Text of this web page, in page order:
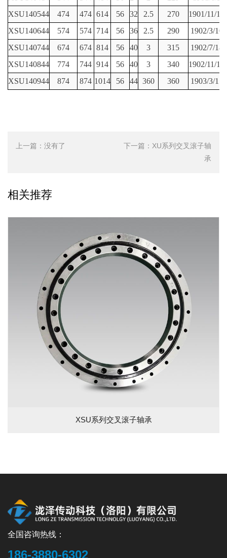
XSU140544
474 474 614 56 32 2.5 270 1901/11/10
XSU140644
574 574 714 56 36 2.5 290 1902/3/10
XSU140744
674 674 814 56 40 3 315 1902/7/18
XSU140844
774 744 914 56 40 3 340 1902/11/15
XSU140944
874 874 1014 56 44 360 360 1903/3/15
上一篇： 没有了 下一篇： XU系列交叉滚子轴
承
相关推荐
XSU系列交叉滚子轴承
全国咨询热线：
186-3880-6302